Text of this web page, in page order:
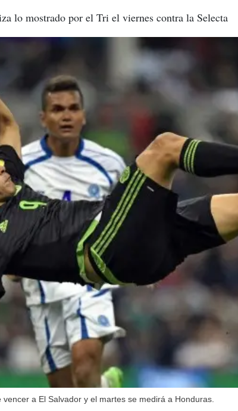
lo mostrado por el Tri el viernes contra la Selecta
a El Salvador y el martes se medirá a Honduras.